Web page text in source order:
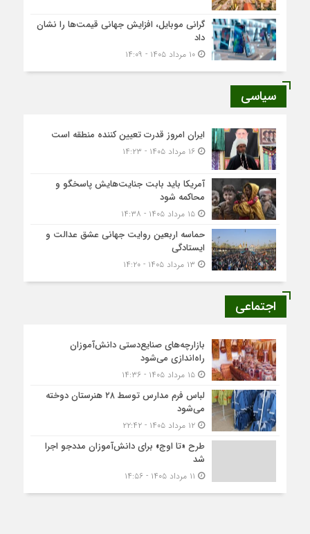
گرانی موبایل، افزایش جهانی قیمت‌ها را نشان
داد
۱۰ مرداد ۱۴۰۵ - ۱۴:۰۹
سیاسی
ایران امروز قدرت تعیین کننده منطقه است
۱۶ مرداد ۱۴۰۵ - ۱۴:۲۳
آمریکا باید بابت جنایت‌هایش پاسخگو و
محاکمه شود
۱۵ مرداد ۱۴۰۵ - ۱۴:۳۸
حماسه اربعین روایت جهانی عشق عدالت و
ایستادگی
اجتماعی
بازارچه‌های صنایع‌دستی دانش‌آموزان
راه‌اندازی می‌شود
۱۵ مرداد ۱۴۰۵ - ۱۴:۳۶
لباس فرم مدارس توسط ۲۸ هنرستان‌ دوخته
می‌شود
۱۲ مرداد ۱۴۰۵ - ۲۲:۴۲
طرح «تا اوج» برای دانش‌آموزان مددجو اجرا
شد